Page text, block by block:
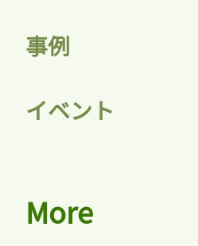
事例
イベント
More